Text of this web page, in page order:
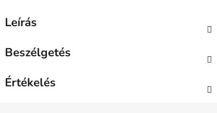
Leírás
Beszélgetés
Értékelés